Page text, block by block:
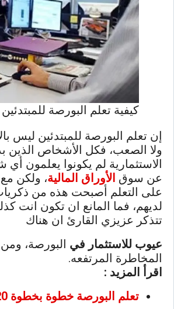
كيفية تعلم البورصة للمبتدئين
إن تعلم البورصة للمبتدئين ليس
ولا الصعب، فكل الأشخاص الذين
الاستثمارية لم يكونوا يعلمون
عن سوق الأوراق المالية، ولكن مع
على التعلم أصبحت هذه من
لديهم، فما المانع ان تكون انت
تتذكر عزيزي القارئ ان هناك
عيوب للاستثمار في البورصة،
المخاطرة المرتفعه.
اقرأ المزيد :
تعلم البورصة خطوة بخطوة 2020